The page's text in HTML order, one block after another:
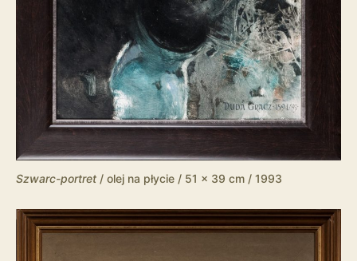
Szwarc-portret / olej na płycie / 51 x 39 cm / 1993